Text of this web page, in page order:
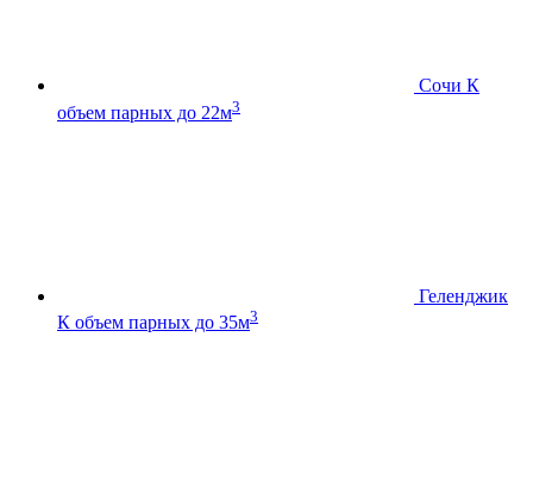
Сочи К
объем парных до 22м3
Геленджик
К объем парных до 35м3